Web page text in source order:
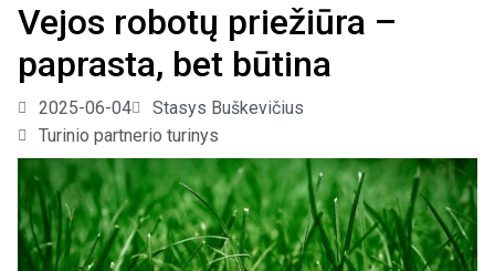
Vejos robotų priežiūra –
paprasta, bet būtina
2025-06-04
Stasys Buškevičius
Turinio partnerio turinys